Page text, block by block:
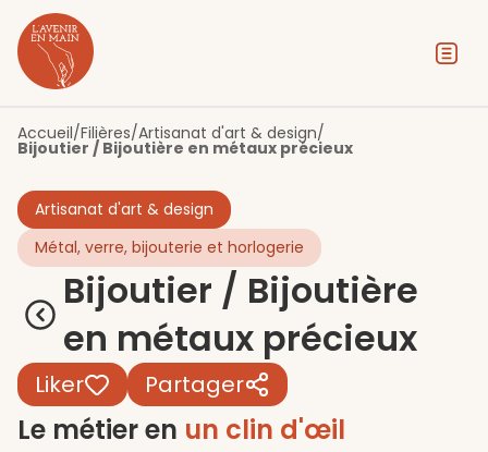
Contenu
Menu
Pied de page
Accueil/Filières/Artisanat d'art & design/
Bijoutier / Bijoutière en métaux précieux
Artisanat d'art & design
Métal, verre, bijouterie et horlogerie
Bijoutier / Bijoutière
en métaux précieux
Liker Partager
Le métier en un clin d'œil